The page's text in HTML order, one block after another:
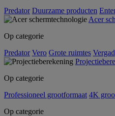
Predator Duurzame producten
Acer
Op categorie
Predator Vero Grote ruimtes
Op categorie
Professioneel grootformaat 4K
Op categorie